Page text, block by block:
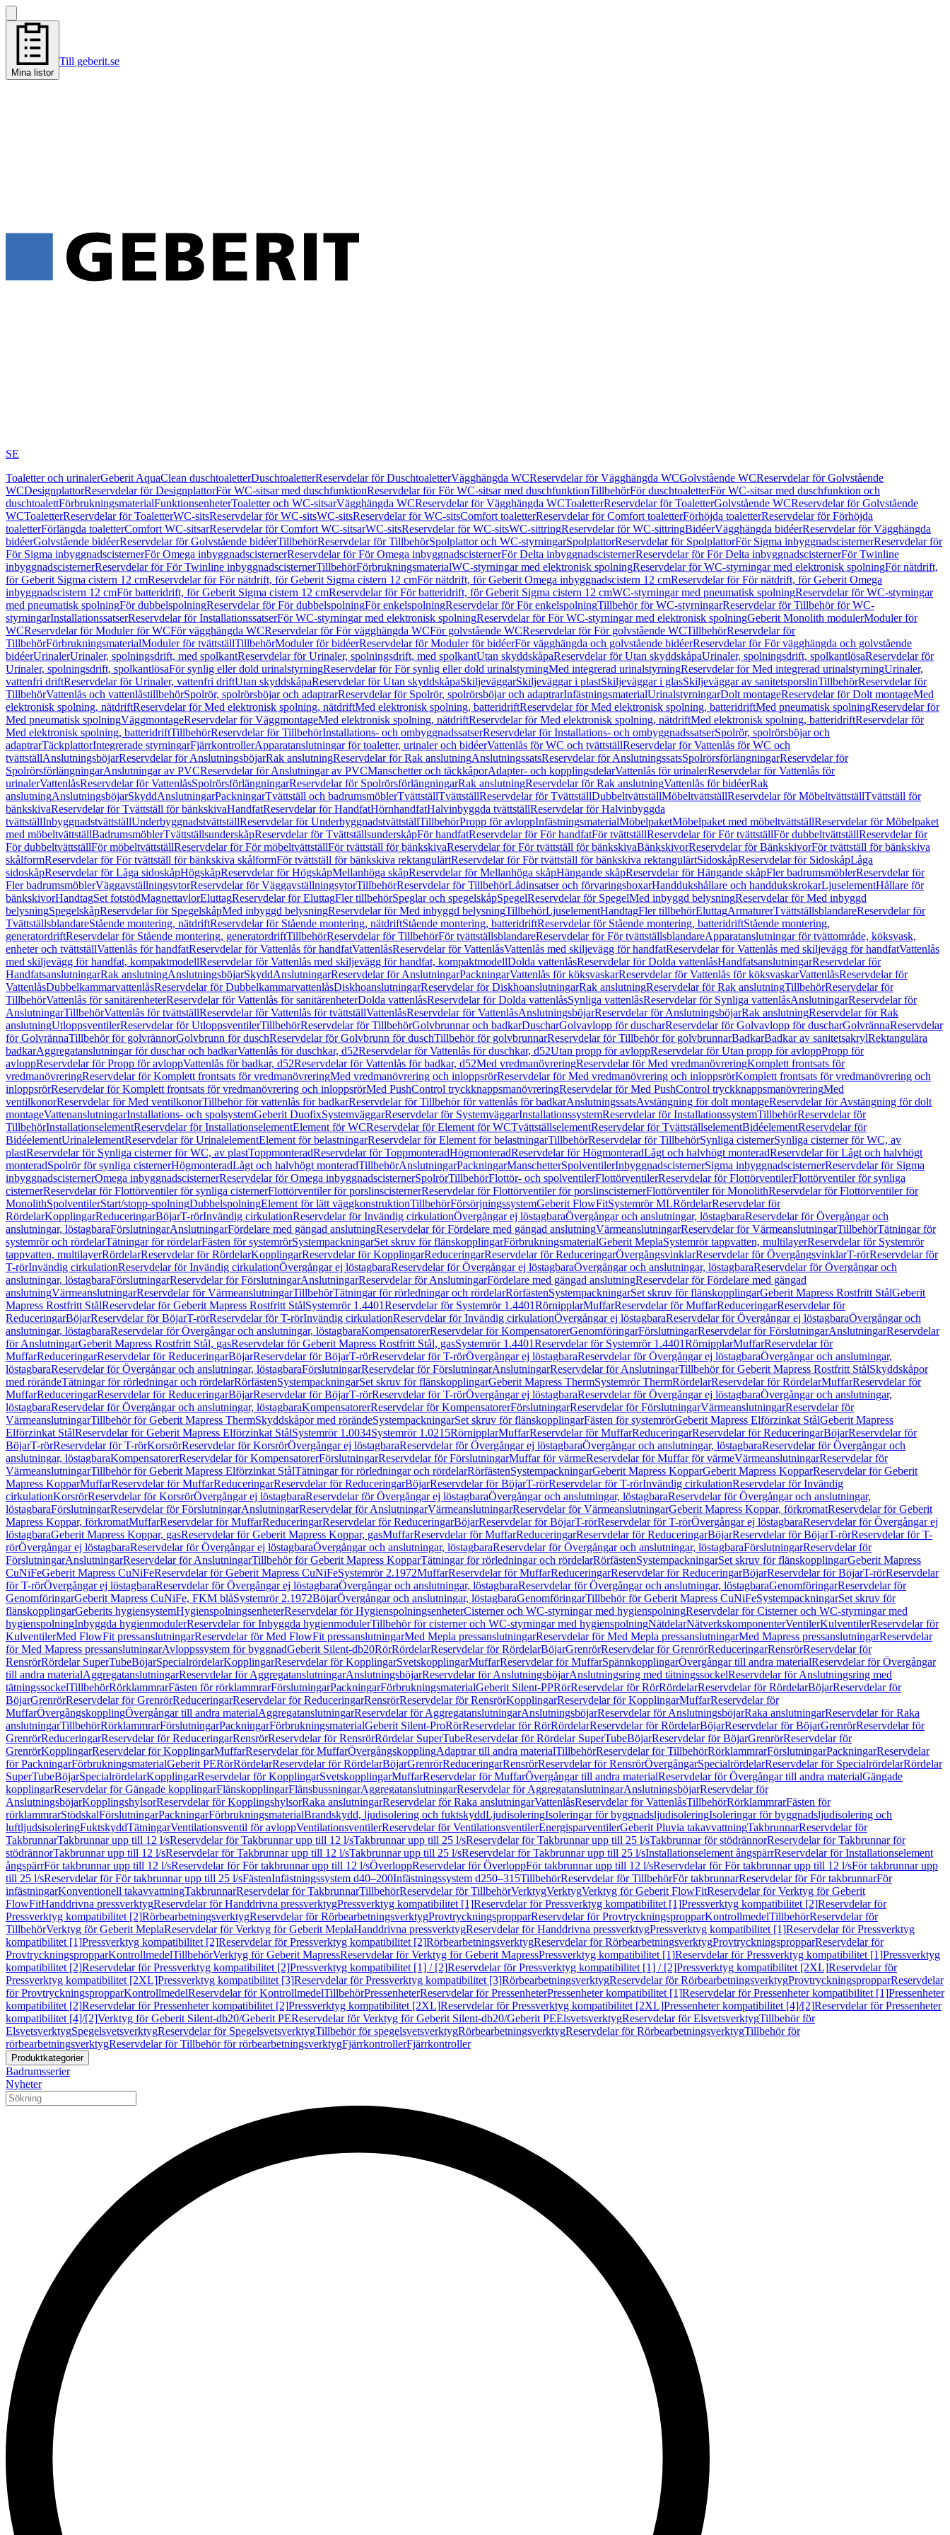
Mina listor
Till geberit.se
SE
Toaletter och urinalerGeberit AquaClean duschtoaletterDuschtoaletterReservdelar för DuschtoaletterVägghängda WCReservdelar för Vägghängda WCGolvstående WCReservdelar för Golvstående
WCDesignplattorReservdelar för DesignplattorFör WC-sitsar med duschfunktionReservdelar för För WC-sitsar med duschfunktionTillbehörFör duschtoaletterFör WC-sitsar med duschfunktion och
duschtoalettFörbrukningsmaterialFunktionsenheterToaletter och WC-sitsarVägghängda WCReservdelar för Vägghängda WCToaletterReservdelar för ToaletterGolvstående WCReservdelar för Golvstående
WCToaletterReservdelar för ToaletterWC-sitsReservdelar för WC-sitsWC-sitsReservdelar för WC-sitsComfort toaletterReservdelar för Comfort toaletterFörhöjda toaletterReservdelar för Förhöjda
toaletterFörlängda toaletterComfort WC-sitsarReservdelar för Comfort WC-sitsarWC-sitsReservdelar för WC-sitsWC-sittringReservdelar för WC-sittringBidéerVägghängda bidéerReservdelar för Vägghängda
bidéerGolvstående bidéerReservdelar för Golvstående bidéerTillbehörReservdelar för TillbehörSpolplattor och WC-styrningarSpolplattorReservdelar för SpolplattorFör Sigma inbyggnadscisternerReservdelar för
För Sigma inbyggnadscisternerFör Omega inbyggnadscisternerReservdelar för För Omega inbyggnadscisternerFör Delta inbyggnadscisternerReservdelar för För Delta inbyggnadscisternerFör Twinline
inbyggnadscisternerReservdelar för För Twinline inbyggnadscisternerTillbehörFörbrukningsmaterialWC-styrningar med elektronisk spolningReservdelar för WC-styrningar med elektronisk spolningFör nätdrift,
för Geberit Sigma cistern 12 cmReservdelar för För nätdrift, för Geberit Sigma cistern 12 cmFör nätdrift, för Geberit Omega inbyggnadscistern 12 cmReservdelar för För nätdrift, för Geberit Omega
inbyggnadscistern 12 cmFör batteridrift, för Geberit Sigma cistern 12 cmReservdelar för För batteridrift, för Geberit Sigma cistern 12 cmWC-styrningar med pneumatisk spolningReservdelar för WC-styrningar
med pneumatisk spolningFör dubbelspolningReservdelar för För dubbelspolningFör enkelspolningReservdelar för För enkelspolningTillbehör för WC-styrningarReservdelar för Tillbehör för WC-
styrningarInstallationssatserReservdelar för InstallationssatserFör WC-styrningar med elektronisk spolningReservdelar för För WC-styrningar med elektronisk spolningGeberit Monolith modulerModuler för
WCReservdelar för Moduler för WCFör vägghängda WCReservdelar för För vägghängda WCFör golvstående WCReservdelar för För golvstående WCTillbehörReservdelar för
TillbehörFörbrukningsmaterialModuler för tvättställTillbehörModuler för bidéerReservdelar för Moduler för bidéerFör vägghängda och golvstående bidéerReservdelar för För vägghängda och golvstående
bidéerUrinalerUrinaler, spolningsdrift, med spolkantReservdelar för Urinaler, spolningsdrift, med spolkantUtan skyddskåpaReservdelar för Utan skyddskåpaUrinaler, spolningsdrift, spolkantlösaReservdelar för
Urinaler, spolningsdrift, spolkantlösaFör synlig eller dold urinalstyrningReservdelar för För synlig eller dold urinalstyrningMed integrerad urinalstyrningReservdelar för Med integrerad urinalstyrningUrinaler,
vattenfri driftReservdelar för Urinaler, vattenfri driftUtan skyddskåpaReservdelar för Utan skyddskåpaSkiljeväggarSkiljeväggar i plastSkiljeväggar i glasSkiljeväggar av sanitetsporslinTillbehörReservdelar för
TillbehörVattenlås och vattenlåstillbehörSpolrör, spolrörsböjar och adaptrarReservdelar för Spolrör, spolrörsböjar och adaptrarInfästningsmaterialUrinalstyrningarDolt montageReservdelar för Dolt montageMed
elektronisk spolning, nätdriftReservdelar för Med elektronisk spolning, nätdriftMed elektronisk spolning, batteridriftReservdelar för Med elektronisk spolning, batteridriftMed pneumatisk spolningReservdelar för
Med pneumatisk spolningVäggmontageReservdelar för VäggmontageMed elektronisk spolning, nätdriftReservdelar för Med elektronisk spolning, nätdriftMed elektronisk spolning, batteridriftReservdelar för
Med elektronisk spolning, batteridriftTillbehörReservdelar för TillbehörInstallations- och ombyggnadssatserReservdelar för Installations- och ombyggnadssatserSpolrör, spolrörsböjar och
adaptrarTäckplattorIntegrerade styrningarFjärrkontrollerApparatanslutningar för toaletter, urinaler och bidéerVattenlås för WC och tvättställReservdelar för Vattenlås för WC och
tvättställAnslutningsböjarReservdelar för AnslutningsböjarRak anslutningReservdelar för Rak anslutningAnslutningssatsReservdelar för AnslutningssatsSpolrörsförlängningarReservdelar för
SpolrörsförlängningarAnslutningar av PVCReservdelar för Anslutningar av PVCManschetter och täckkåporAdapter- och kopplingsdelarVattenlås för urinalerReservdelar för Vattenlås för
urinalerVattenlåsReservdelar för VattenlåsSpolrörsförlängningarReservdelar för SpolrörsförlängningarRak anslutningReservdelar för Rak anslutningVattenlås för bidéerRak
anslutningAnslutningsböjarSkyddAnslutningarPackningarTvättställ och badrumsmöblerTvättställTvättställReservdelar för TvättställDubbeltvättställMöbeltvättställReservdelar för MöbeltvättställTvättställ för
bänkskivaReservdelar för Tvättställ för bänkskivaHandfatReservdelar för HandfatHörnhandfatHalvinbyggda tvättställReservdelar för Halvinbyggda
tvättställInbyggnadstvättställUnderbyggnadstvättställReservdelar för UnderbyggnadstvättställTillbehörPropp för avloppInfästningsmaterialMöbelpaketMöbelpaket med möbeltvättställReservdelar för Möbelpaket
med möbeltvättställBadrumsmöblerTvättställsunderskåpReservdelar för TvättställsunderskåpFör handfatReservdelar för För handfatFör tvättställReservdelar för För tvättställFör dubbeltvättställReservdelar för
För dubbeltvättställFör möbeltvättställReservdelar för För möbeltvättställFör tvättställ för bänkskivaReservdelar för För tvättställ för bänkskivaBänkskivorReservdelar för BänkskivorFör tvättställ för bänkskiva
skålformReservdelar för För tvättställ för bänkskiva skålformFör tvättställ för bänkskiva rektangulärtReservdelar för För tvättställ för bänkskiva rektangulärtSidoskåpReservdelar för SidoskåpLåga
sidoskåpReservdelar för Låga sidoskåpHögskåpReservdelar för HögskåpMellanhöga skåpReservdelar för Mellanhöga skåpHängande skåpReservdelar för Hängande skåpFler badrumsmöblerReservdelar för
Fler badrumsmöblerVäggavställningsytorReservdelar för VäggavställningsytorTillbehörReservdelar för TillbehörLådinsatser och förvaringsboxarHanddukshållare och handdukskrokarLjuselementHållare för
bänkskivorHandtagSet fotstödMagnettavlorEluttagReservdelar för EluttagFler tillbehörSpeglar och spegelskåpSpegelReservdelar för SpegelMed inbyggd belysningReservdelar för Med inbyggd
belysningSpegelskåpReservdelar för SpegelskåpMed inbyggd belysningReservdelar för Med inbyggd belysningTillbehörLjuselementHandtagFler tillbehörEluttagArmaturerTvättställsblandareReservdelar för
TvättställsblandareStående montering, nätdriftReservdelar för Stående montering, nätdriftStående montering, batteridriftReservdelar för Stående montering, batteridriftStående montering,
generatordriftReservdelar för Stående montering, generatordriftTillbehörReservdelar för TillbehörFör tvättställsblandareReservdelar för För tvättställsblandareApparatanslutningar för tvättområde, köksvask,
enheter och tvättställVattenlås för handfatReservdelar för Vattenlås för handfatVattenlåsReservdelar för VattenlåsVattenlås med skiljevägg för handfatReservdelar för Vattenlås med skiljevägg för handfatVattenlås
med skiljevägg för handfat, kompaktmodellReservdelar för Vattenlås med skiljevägg för handfat, kompaktmodellDolda vattenlåsReservdelar för Dolda vattenlåsHandfatsanslutningarReservdelar för
HandfatsanslutningarRak anslutningAnslutningsböjarSkyddAnslutningarReservdelar för AnslutningarPackningarVattenlås för köksvaskarReservdelar för Vattenlås för köksvaskarVattenlåsReservdelar för
VattenlåsDubbelkammarvattenlåsReservdelar för DubbelkammarvattenlåsDiskhoanslutningarReservdelar för DiskhoanslutningarRak anslutningReservdelar för Rak anslutningTillbehörReservdelar för
TillbehörVattenlås för sanitärenheterReservdelar för Vattenlås för sanitärenheterDolda vattenlåsReservdelar för Dolda vattenlåsSynliga vattenlåsReservdelar för Synliga vattenlåsAnslutningarReservdelar för
AnslutningarTillbehörVattenlås för tvättställReservdelar för Vattenlås för tvättställVattenlåsReservdelar för VattenlåsAnslutningsböjarReservdelar för AnslutningsböjarRak anslutningReservdelar för Rak
anslutningUtloppsventilerReservdelar för UtloppsventilerTillbehörReservdelar för TillbehörGolvbrunnar och badkarDuscharGolvavlopp för duscharReservdelar för Golvavlopp för duscharGolvrännaReservdelar
för GolvrännaTillbehör för golvrännorGolvbrunn för duschReservdelar för Golvbrunn för duschTillbehör för golvbrunnarReservdelar för Tillbehör för golvbrunnarBadkarBadkar av sanitetsakrylRektangulära
badkarAggregatanslutningar för duschar och badkarVattenlås för duschkar, d52Reservdelar för Vattenlås för duschkar, d52Utan propp för avloppReservdelar för Utan propp för avloppPropp för
avloppReservdelar för Propp för avloppVattenlås för badkar, d52Reservdelar för Vattenlås för badkar, d52Med vredmanövreringReservdelar för Med vredmanövreringKomplett frontsats för
vredmanövreringReservdelar för Komplett frontsats för vredmanövreringMed vredmanövrering och inloppsrörReservdelar för Med vredmanövrering och inloppsrörKomplett frontsats för vredmanövrering och
inloppsrörReservdelar för Komplett frontsats för vredmanövrering och inloppsrörMed PushControl tryckknappsmanövreringReservdelar för Med PushControl tryckknappsmanövreringMed
ventilkonorReservdelar för Med ventilkonorTillbehör för vattenlås för badkarReservdelar för Tillbehör för vattenlås för badkarAnslutningssatsAvstängning för dolt montageReservdelar för Avstängning för dolt
montageVattenanslutningarInstallations- och spolsystemGeberit DuofixSystemväggarReservdelar för SystemväggarInstallationssystemReservdelar för InstallationssystemTillbehörReservdelar för
TillbehörInstallationselementReservdelar för InstallationselementElement för WCReservdelar för Element för WCTvättställselementReservdelar för TvättställselementBidéelementReservdelar för
BidéelementUrinalelementReservdelar för UrinalelementElement för belastningarReservdelar för Element för belastningarTillbehörReservdelar för TillbehörSynliga cisternerSynliga cisterner för WC, av
plastReservdelar för Synliga cisterner för WC, av plastToppmonteradReservdelar för ToppmonteradHögmonteradReservdelar för HögmonteradLågt och halvhögt monteradReservdelar för Lågt och halvhögt
monteradSpolrör för synliga cisternerHögmonteradLågt och halvhögt monteradTillbehörAnslutningarPackningarManschetterSpolventilerInbyggnadscisternerSigma inbyggnadscisternerReservdelar för Sigma
inbyggnadscisternerOmega inbyggnadscisternerReservdelar för Omega inbyggnadscisternerSpolrörTillbehörFlottör- och spolventilerFlottörventilerReservdelar för FlottörventilerFlottörventiler för synliga
cisternerReservdelar för Flottörventiler för synliga cisternerFlottörventiler för porslinscisternerReservdelar för Flottörventiler för porslinscisternerFlottörventiler för MonolithReservdelar för Flottörventiler för
MonolithSpolventilerStart/stopp-spolningDubbelspolningElement för lätt väggkonstruktionTillbehörFörsörjningssystemGeberit FlowFitSystemrör MLRördelarReservdelar för
RördelarKopplingarReduceringarBöjarT-rörInvändig cirkulationReservdelar för Invändig cirkulationÖvergångar ej löstagbaraÖvergångar och anslutningar, löstagbaraReservdelar för Övergångar och
anslutningar, löstagbaraFörslutningarAnslutningarFördelare med gängad anslutningReservdelar för Fördelare med gängad anslutningVärmeanslutningarReservdelar för VärmeanslutningarTillbehörTätningar för
systemrör och rördelarTätningar för rördelarFästen för systemrörSystempackningarSet skruv för flänskopplingarFörbrukningsmaterialGeberit MeplaSystemrör tappvatten, multilayerReservdelar för Systemrör
tappvatten, multilayerRördelarReservdelar för RördelarKopplingarReservdelar för KopplingarReduceringarReservdelar för ReduceringarÖvergångsvinklarReservdelar för ÖvergångsvinklarT-rörReservdelar för
T-rörInvändig cirkulationReservdelar för Invändig cirkulationÖvergångar ej löstagbaraReservdelar för Övergångar ej löstagbaraÖvergångar och anslutningar, löstagbaraReservdelar för Övergångar och
anslutningar, löstagbaraFörslutningarReservdelar för FörslutningarAnslutningarReservdelar för AnslutningarFördelare med gängad anslutningReservdelar för Fördelare med gängad
anslutningVärmeanslutningarReservdelar för VärmeanslutningarTillbehörTätningar för rörledningar och rördelarRörfästenSystempackningarSet skruv för flänskopplingarGeberit Mapress Rostfritt StålGeberit
Mapress Rostfritt StålReservdelar för Geberit Mapress Rostfritt StålSystemrör 1.4401Reservdelar för Systemrör 1.4401RörnipplarMuffarReservdelar för MuffarReduceringarReservdelar för
ReduceringarBöjarReservdelar för BöjarT-rörReservdelar för T-rörInvändig cirkulationReservdelar för Invändig cirkulationÖvergångar ej löstagbaraReservdelar för Övergångar ej löstagbaraÖvergångar och
anslutningar, löstagbaraReservdelar för Övergångar och anslutningar, löstagbaraKompensatorerReservdelar för KompensatorerGenomföringarFörslutningarReservdelar för FörslutningarAnslutningarReservdelar
för AnslutningarGeberit Mapress Rostfritt Stål, gasReservdelar för Geberit Mapress Rostfritt Stål, gasSystemrör 1.4401Reservdelar för Systemrör 1.4401RörnipplarMuffarReservdelar för
MuffarReduceringarReservdelar för ReduceringarBöjarReservdelar för BöjarT-rörReservdelar för T-rörÖvergångar ej löstagbaraReservdelar för Övergångar ej löstagbaraÖvergångar och anslutningar,
löstagbaraReservdelar för Övergångar och anslutningar, löstagbaraFörslutningarReservdelar för FörslutningarAnslutningarReservdelar för AnslutningarTillbehör för Geberit Mapress Rostfritt StålSkyddskåpor
med rörändeTätningar för rörledningar och rördelarRörfästenSystempackningarSet skruv för flänskopplingarGeberit Mapress ThermSystemrör ThermRördelarReservdelar för RördelarMuffarReservdelar för
MuffarReduceringarReservdelar för ReduceringarBöjarReservdelar för BöjarT-rörReservdelar för T-rörÖvergångar ej löstagbaraReservdelar för Övergångar ej löstagbaraÖvergångar och anslutningar,
löstagbaraReservdelar för Övergångar och anslutningar, löstagbaraKompensatorerReservdelar för KompensatorerFörslutningarReservdelar för FörslutningarVärmeanslutningarReservdelar för
VärmeanslutningarTillbehör för Geberit Mapress ThermSkyddskåpor med rörändeSystempackningarSet skruv för flänskopplingarFästen för systemrörGeberit Mapress Elförzinkat StålGeberit Mapress
Elförzinkat StålReservdelar för Geberit Mapress Elförzinkat StålSystemrör 1.0034Systemrör 1.0215RörnipplarMuffarReservdelar för MuffarReduceringarReservdelar för ReduceringarBöjarReservdelar för
BöjarT-rörReservdelar för T-rörKorsrörReservdelar för KorsrörÖvergångar ej löstagbaraReservdelar för Övergångar ej löstagbaraÖvergångar och anslutningar, löstagbaraReservdelar för Övergångar och
anslutningar, löstagbaraKompensatorerReservdelar för KompensatorerFörslutningarReservdelar för FörslutningarMuffar för värmeReservdelar för Muffar för värmeVärmeanslutningarReservdelar för
VärmeanslutningarTillbehör för Geberit Mapress Elförzinkat StålTätningar för rörledningar och rördelarRörfästenSystempackningarGeberit Mapress KopparGeberit Mapress KopparReservdelar för Geberit
Mapress KopparMuffarReservdelar för MuffarReduceringarReservdelar för ReduceringarBöjarReservdelar för BöjarT-rörReservdelar för T-rörInvändig cirkulationReservdelar för Invändig
cirkulationKorsrörReservdelar för KorsrörÖvergångar ej löstagbaraReservdelar för Övergångar ej löstagbaraÖvergångar och anslutningar, löstagbaraReservdelar för Övergångar och anslutningar,
löstagbaraFörslutningarReservdelar för FörslutningarAnslutningarReservdelar för AnslutningarVärmeanslutningarReservdelar för VärmeanslutningarGeberit Mapress Koppar, förkromatReservdelar för Geberit
Mapress Koppar, förkromatMuffarReservdelar för MuffarReduceringarReservdelar för ReduceringarBöjarReservdelar för BöjarT-rörReservdelar för T-rörÖvergångar ej löstagbaraReservdelar för Övergångar ej
löstagbaraGeberit Mapress Koppar, gasReservdelar för Geberit Mapress Koppar, gasMuffarReservdelar för MuffarReduceringarReservdelar för ReduceringarBöjarReservdelar för BöjarT-rörReservdelar för T-
rörÖvergångar ej löstagbaraReservdelar för Övergångar ej löstagbaraÖvergångar och anslutningar, löstagbaraReservdelar för Övergångar och anslutningar, löstagbaraFörslutningarReservdelar för
FörslutningarAnslutningarReservdelar för AnslutningarTillbehör för Geberit Mapress KopparTätningar för rörledningar och rördelarRörfästenSystempackningarSet skruv för flänskopplingarGeberit Mapress
CuNiFeGeberit Mapress CuNiFeReservdelar för Geberit Mapress CuNiFeSystemrör 2.1972MuffarReservdelar för MuffarReduceringarReservdelar för ReduceringarBöjarReservdelar för BöjarT-rörReservdelar
för T-rörÖvergångar ej löstagbaraReservdelar för Övergångar ej löstagbaraÖvergångar och anslutningar, löstagbaraReservdelar för Övergångar och anslutningar, löstagbaraGenomföringarReservdelar för
GenomföringarGeberit Mapress CuNiFe, FKM blåSystemrör 2.1972BöjarÖvergångar och anslutningar, löstagbaraGenomföringarTillbehör för Geberit Mapress CuNiFeSystempackningarSet skruv för
flänskopplingarGeberits hygiensystemHygienspolningsenheterReservdelar för HygienspolningsenheterCisterner och WC-styrningar med hygienspolningReservdelar för Cisterner och WC-styrningar med
hygienspolningInbyggda hygienmodulerReservdelar för Inbyggda hygienmodulerTillbehör för cisterner och WC-styrningar med hygienspolningNätdelarNätverkskomponenterVentilerKulventilerReservdelar för
KulventilerMed FlowFit pressanslutningarReservdelar för Med FlowFit pressanslutningarMed Mepla pressanslutningarReservdelar för Med Mepla pressanslutningarMed Mapress pressanslutningarReservdelar
för Med Mapress pressanslutningarAvloppssystem för byggnadGeberit Silent-db20RörRördelarReservdelar för RördelarBöjarGrenrörReservdelar för GrenrörReduceringarRensrörReservdelar för
RensrörRördelar SuperTubeBöjarSpecialrördelarKopplingarReservdelar för KopplingarSvetskopplingarMuffarReservdelar för MuffarSpännkopplingarÖvergångar till andra materialReservdelar för Övergångar
till andra materialAggregatanslutningarReservdelar för AggregatanslutningarAnslutningsböjarReservdelar för AnslutningsböjarAnslutningsring med tätningssockelReservdelar för Anslutningsring med
tätningssockelTillbehörRörklammrarFästen för rörklammrarFörslutningarPackningarFörbrukningsmaterialGeberit Silent-PPRörReservdelar för RörRördelarReservdelar för RördelarBöjarReservdelar för
BöjarGrenrörReservdelar för GrenrörReduceringarReservdelar för ReduceringarRensrörReservdelar för RensrörKopplingarReservdelar för KopplingarMuffarReservdelar för
MuffarÖvergångskopplingÖvergångar till andra materialAggregatanslutningarReservdelar för AggregatanslutningarAnslutningsböjarReservdelar för AnslutningsböjarRaka anslutningarReservdelar för Raka
anslutningarTillbehörRörklammrarFörslutningarPackningarFörbrukningsmaterialGeberit Silent-ProRörReservdelar för RörRördelarReservdelar för RördelarBöjarReservdelar för BöjarGrenrörReservdelar för
GrenrörReduceringarReservdelar för ReduceringarRensrörReservdelar för RensrörRördelar SuperTubeReservdelar för Rördelar SuperTubeBöjarReservdelar för BöjarGrenrörReservdelar för
GrenrörKopplingarReservdelar för KopplingarMuffarReservdelar för MuffarÖvergångskopplingAdaptrar till andra materialTillbehörReservdelar för TillbehörRörklammrarFörslutningarPackningarReservdelar
för PackningarFörbrukningsmaterialGeberit PERörRördelarReservdelar för RördelarBöjarGrenrörReduceringarRensrörReservdelar för RensrörÖvergångarSpecialrördelarReservdelar för SpecialrördelarRördelar
SuperTubeBöjarSpecialrördelarKopplingarReservdelar för KopplingarSvetskopplingarMuffarReservdelar för MuffarÖvergångar till andra materialReservdelar för Övergångar till andra materialGängade
kopplingarReservdelar för Gängade kopplingarFlänskopplingarFlänsbussningarAggregatanslutningarReservdelar för AggregatanslutningarAnslutningsböjarReservdelar för
AnslutningsböjarKopplingshylsorReservdelar för KopplingshylsorRaka anslutningarReservdelar för Raka anslutningarVattenlåsReservdelar för VattenlåsTillbehörRörklammrarFästen för
rörklammrarStödskalFörslutningarPackningarFörbrukningsmaterialBrandskydd, ljudisolering och fuktskyddLjudisoleringIsoleringar för byggnadsljudisoleringIsoleringar för byggnadsljudisolering och
luftljudsisoleringFuktskyddTätningarVentilationsventil för avloppVentilationsventilerReservdelar för VentilationsventilerEnergisparventilerGeberit Pluvia takavvattningTakbrunnarReservdelar för
TakbrunnarTakbrunnar upp till 12 l/sReservdelar för Takbrunnar upp till 12 l/sTakbrunnar upp till 25 l/sReservdelar för Takbrunnar upp till 25 l/sTakbrunnar för stödrännorReservdelar för Takbrunnar för
stödrännorTakbrunnar upp till 12 l/sReservdelar för Takbrunnar upp till 12 l/sTakbrunnar upp till 25 l/sReservdelar för Takbrunnar upp till 25 l/sInstallationselement ångspärrReservdelar för Installationselement
ångspärrFör takbrunnar upp till 12 l/sReservdelar för För takbrunnar upp till 12 l/sÖverloppReservdelar för ÖverloppFör takbrunnar upp till 12 l/sReservdelar för För takbrunnar upp till 12 l/sFör takbrunnar upp
till 25 l/sReservdelar för För takbrunnar upp till 25 l/sFästenInfästningssystem d40–200Infästningssystem d250–315TillbehörReservdelar för TillbehörFör takbrunnarReservdelar för För takbrunnarFör
infästningarKonventionell takavvattningTakbrunnarReservdelar för TakbrunnarTillbehörReservdelar för TillbehörVerktygVerktygVerktyg för Geberit FlowFitReservdelar för Verktyg för Geberit
FlowFitHanddrivna pressverktygReservdelar för Handdrivna pressverktygPressverktyg kompatibilitet [1]Reservdelar för Pressverktyg kompatibilitet [1]Pressverktyg kompatibilitet [2]Reservdelar för
Pressverktyg kompatibilitet [2]RörbearbetningsverktygReservdelar för RörbearbetningsverktygProvtryckningspropparReservdelar för ProvtryckningspropparKontrollmedelTillbehörReservdelar för
TillbehörVerktyg för Geberit MeplaReservdelar för Verktyg för Geberit MeplaHanddrivna pressverktygReservdelar för Handdrivna pressverktygPressverktyg kompatibilitet [1]Reservdelar för Pressverktyg
kompatibilitet [1]Pressverktyg kompatibilitet [2]Reservdelar för Pressverktyg kompatibilitet [2]RörbearbetningsverktygReservdelar för RörbearbetningsverktygProvtryckningspropparReservdelar för
ProvtryckningspropparKontrollmedelTillbehörVerktyg för Geberit MapressReservdelar för Verktyg för Geberit MapressPressverktyg kompatibilitet [1]Reservdelar för Pressverktyg kompatibilitet [1]Pressverktyg
kompatibilitet [2]Reservdelar för Pressverktyg kompatibilitet [2]Pressverktyg kompatibilitet [1] / [2]Reservdelar för Pressverktyg kompatibilitet [1] / [2]Pressverktyg kompatibilitet [2XL]Reservdelar för
Pressverktyg kompatibilitet [2XL]Pressverktyg kompatibilitet [3]Reservdelar för Pressverktyg kompatibilitet [3]RörbearbetningsverktygReservdelar för RörbearbetningsverktygProvtryckningspropparReservdelar
för ProvtryckningspropparKontrollmedelReservdelar för KontrollmedelTillbehörPressenheterReservdelar för PressenheterPressenheter kompatibilitet [1]Reservdelar för Pressenheter kompatibilitet [1]Pressenheter
kompatibilitet [2]Reservdelar för Pressenheter kompatibilitet [2]Pressverktyg kompatibilitet [2XL]Reservdelar för Pressverktyg kompatibilitet [2XL]Pressenheter kompatibilitet [4]/[2]Reservdelar för Pressenheter
kompatibilitet [4]/[2]Verktyg för Geberit Silent-db20/Geberit PEReservdelar för Verktyg för Geberit Silent-db20/Geberit PEElsvetsverktygReservdelar för ElsvetsverktygTillbehör för
ElsvetsverktygSpegelsvetsverktygReservdelar för SpegelsvetsverktygTillbehör för spegelsvetsverktygRörbearbetningsverktygReservdelar för RörbearbetningsverktygTillbehör för
rörbearbetningsverktygReservdelar för Tillbehör för rörbearbetningsverktygFjärrkontrollerFjärrkontroller
Produktkategorier
Badrumsserier
Nyheter